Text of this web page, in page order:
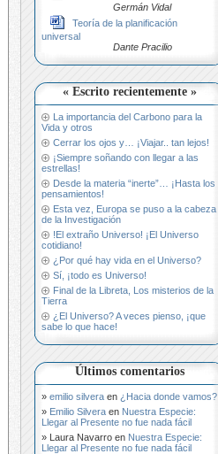
Germán Vidal
Teoría de la planificación
universal
Dante Pracilio
« Escrito recientemente »
La importancia del Carbono para la
Vida y otros
Cerrar los ojos y… ¡Viajar.. tan lejos!
¡Siempre soñando con llegar a las
estrellas!
Desde la materia “inerte”… ¡Hasta los
pensamientos!
Esta vez, Europa se puso a la cabeza
de la Investigación
!El extraño Universo! ¡El Universo
cotidiano!
¿Por qué hay vida en el Universo?
Sí, ¡todo es Universo!
Final de la Libreta, Los misterios de la
Tierra
¿El Universo? A veces pienso, ¡que
sabe lo que hace!
Últimos comentarios
emilio silvera en ¿Hacia donde vamos?
Emilio Silvera en Nuestra Especie:
Llegar al Presente no fue nada fácil
Laura Navarro en Nuestra Especie:
Llegar al Presente no fue nada fácil